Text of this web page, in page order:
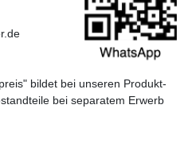
bildet bei unseren Produkt-
bei separatem Erwerb